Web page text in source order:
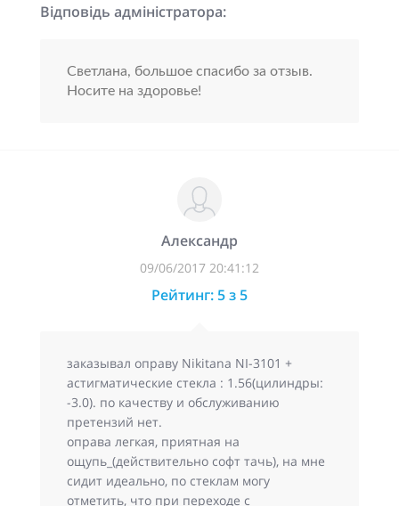
Відповідь адміністратора:
Светлана, большое спасибо за отзыв.
Носите на здоровье!
Александр
09/06/2017 20:41:12
Рейтинг: 5 з 5
заказывал оправу Nikitana NI-3101 +
астигматические стекла : 1.56(цилиндры:
-3.0). по качеству и обслуживанию
претензий нет.
оправа легкая, приятная на
ощупь_(действительно софт тачь), на мне
сидит идеально, по стеклам могу
отметить, что при переходе с